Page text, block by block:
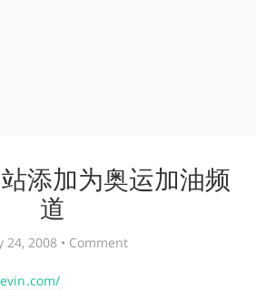
添加为奥运加油频
道
24, 2008 • Comment